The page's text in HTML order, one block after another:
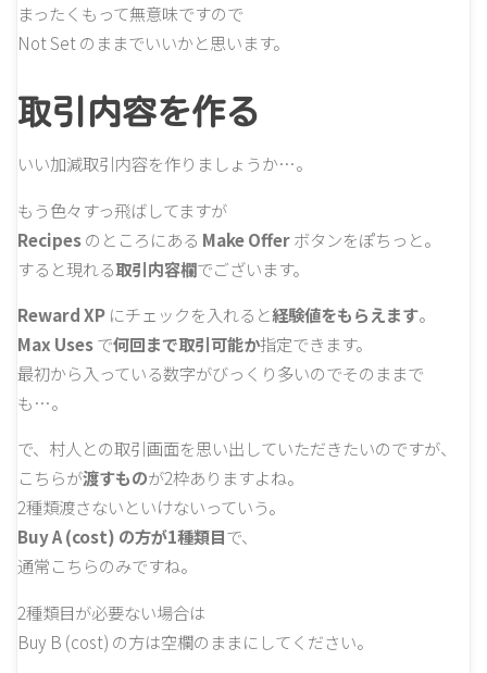
まったくもって無意味ですので
Not Set のままでいいかと思います。
取引内容を作る
いい加減取引内容を作りましょうか…。
もう色々すっ飛ばしてますが
Recipesのところにある Make Offerボタンをぽちっと。
すると現れる取引内容欄でございます。
Reward XP にチェックを入れると経験値をもらえます。
Max Usesで何回まで取引可能か指定できます。
最初から入っている数字がびっくり多いのでそのままで
も…。
で、村人との取引画面を思い出していただきたいのですが、
こちらが渡すものが2枠ありますよね。
2種類渡さないといけないっていう。
Buy A (cost) の方が1種類目で、
通常こちらのみですね。
2種類目が必要ない場合は
Buy B (cost) の方は空欄のままにしてください。